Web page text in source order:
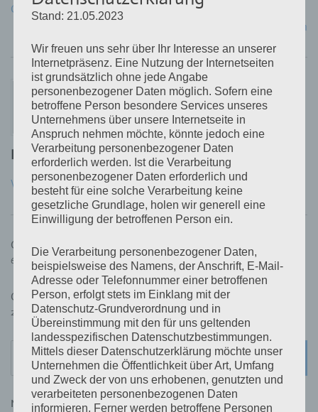
Google
Kompletten Kalender ansehen
Published byAndre Kunz
View all posts by Andre Kunz
Beitragsnavigation
Chorprobe Sing and Swing
6. Februar 2024
Chorprobe Sing and Swing
20. Februar 2024
Search
NÄCHSTE VERANSTALTUNGEN
Stand: 21.05.2023
Wir freuen uns sehr über Ihr Interesse an unserer
Internetpräsenz. Eine Nutzung der Internetseiten
ist grundsätzlich ohne jede Angabe
personenbezogener Daten möglich. Sofern eine
betroffene Person besondere Services unseres
Unternehmens über unsere Internetseite in
Anspruch nehmen möchte, könnte jedoch eine
Verarbeitung personenbezogener Daten
erforderlich werden. Ist die Verarbeitung
personenbezogener Daten erforderlich und
besteht für eine solche Verarbeitung keine
gesetzliche Grundlage, holen wir generell eine
Einwilligung der betroffenen Person ein.
Die Verarbeitung personenbezogener Daten,
beispielsweise des Namens, der Anschrift, E-Mail-
Adresse oder Telefonnummer einer betroffenen
Person, erfolgt stets im Einklang mit der
Datenschutz-Grundverordnung und in
Übereinstimmung mit den für uns geltenden
landesspezifischen Datenschutzbestimmungen.
Mittels dieser Datenschutzerklärung möchte unser
Unternehmen die Öffentlichkeit über Art, Umfang
und Zweck der von uns erhobenen, genutzten und
verarbeiteten personenbezogenen Daten
informieren. Ferner werden betroffene Personen